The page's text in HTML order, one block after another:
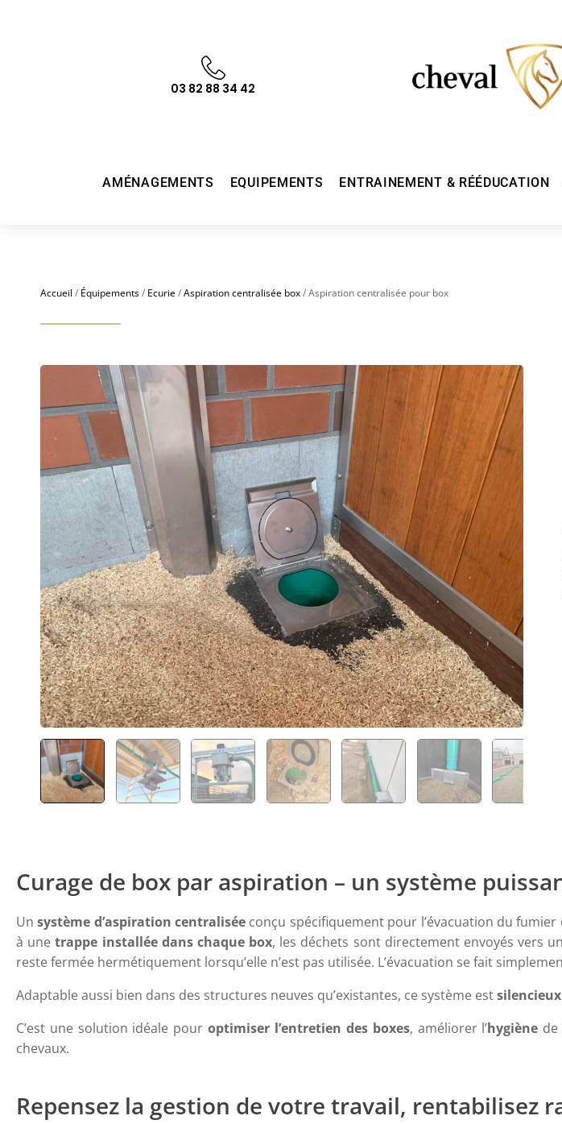
03 82 88 34 42
AMÉNAGEMENTS EQUIPEMENTS ENTRAINEMENT & RÉÉDUCATION
Accueil / Équipements/ Ecurie/Aspiration centralisée box/ Aspiration centralisée pour box
Curage de box par aspiration – un système
Unsystème d’aspiration centralisée conçu spécifiquement pour l’évacuation du
à unetrappe installée dans chaque box, les déchets sont directement envoyés vers
reste fermée hermétiquement lorsqu’elle n’est pas utilisée. L’évacuation se fait
Adaptable aussi bien dans des structures neuves qu’existantes, ce système estsilencieux
C’est une solution idéale pouroptimiser l’entretien des boxes, améliorer l’hygiène de
chevaux.
Repensez la gestion de votre travail,